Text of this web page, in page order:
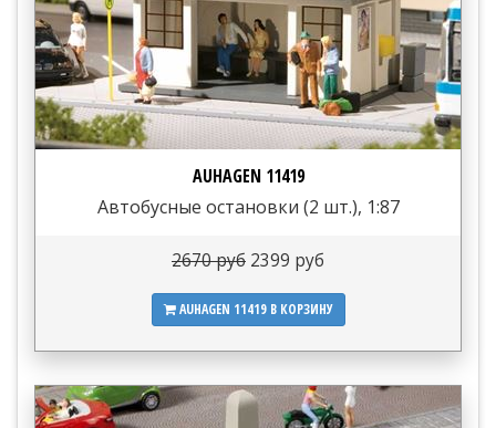
AUHAGEN 11419
Автобусные остановки (2 шт.), 1:87
2670 руб 2399 руб
AUHAGEN 11419 В КОРЗИНУ